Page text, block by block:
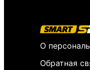
О
Обратная